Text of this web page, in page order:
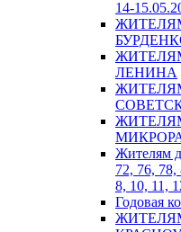
14-
ЛЕНИНА
Жителям
72, 76, 78,
8, 10, 11,
Годовая